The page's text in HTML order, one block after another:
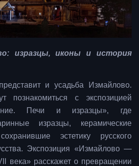
изразцы, иконы и история
и усадьба Измайлово.
познакомиться с экспозицией
Печи и изразцы», где
изразцы, керамические
эстетику русского
Экспозиция «Измайлово —
века» расскажет о превращении